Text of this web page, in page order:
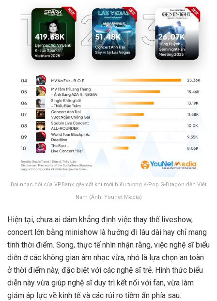
Đại nhạc hội của VPBank gây sốt khi mời biểu tượng K-Pop G-Dragon đến Việt
Nam (Ảnh: Younet Media)
Hiện tại, chưa ai dám khẳng định việc thay thế liveshow,
concert lớn bằng minishow là hướng đi lâu dài hay chỉ mang
tính thời điểm. Song, thực tế nhìn nhận rằng, việc nghệ sĩ biểu
diễn ở các không gian âm nhạc vừa, nhỏ là lựa chọn an toàn
ở thời điểm này, đặc biệt với các nghệ sĩ trẻ. Hình thức biểu
diễn này vừa giúp nghệ sĩ duy trì kết nối với fan, vừa làm
giảm áp lực về kinh tế và các rủi ro tiềm ẩn phía sau.